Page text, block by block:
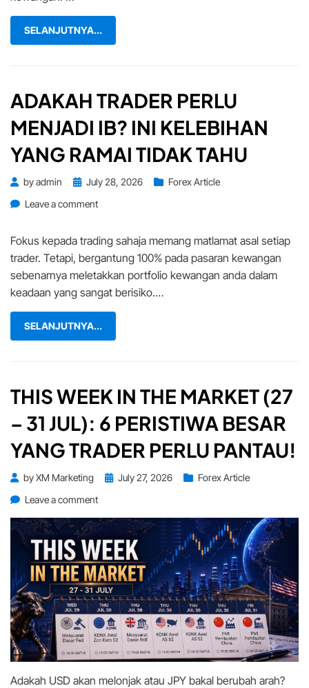
Membuat
SELANJUTNYA...
ADAKAH TRADER PERLU
MENJADI IB? INI KELEBIHAN
YANG RAMAI TIDAK TAHU
byadmin
PostedJuly 28, 2026
Forex Article
Leave a commenton
Perlu
Menjadi
IB?
Ini
Kelebihan
Ramai
Fokus kepada trading sahaja memang matlamat asal setiap
trader. Tetapi, bergantung 100% pada pasaran kewangan
sebenarnya meletakkan portfolio kewangan anda dalam
keadaan yang sangat berisiko.…
SELANJUTNYA...
THIS WEEK IN THE MARKET (27
– 31 JUL): 6 PERISTIWA BESAR
YANG TRADER PERLU PANTAU!
byXM Marketing
PostedJuly 27, 2026
Forex Article
Leave a commenton
Week
in
the
Market
(27
–
31
Jul):
6
Peristiwa
Besar
Adakah USD akan melonjak atau JPY bakal berubah arah?